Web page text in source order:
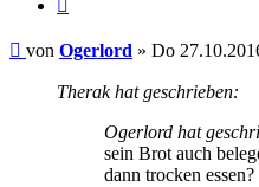
Beitrag
von Ogerlord » Do
Therak hat geschrieben:
Ogerlord hat
sein Brot auch
dann trocken essen?